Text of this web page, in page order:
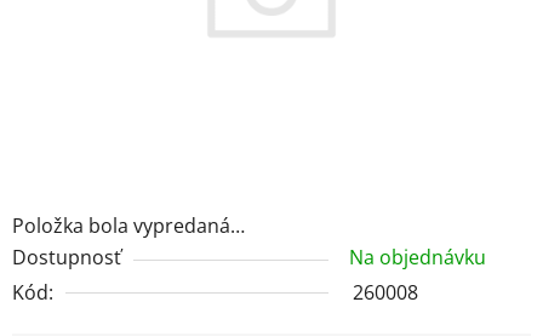
Položka bola vypredaná…
Dostupnosť
Na objednávku
Kód:
260008